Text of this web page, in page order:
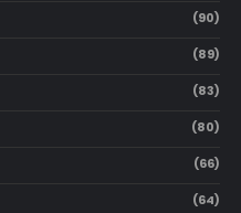
(90)
(89)
(83)
(80)
(66)
(64)